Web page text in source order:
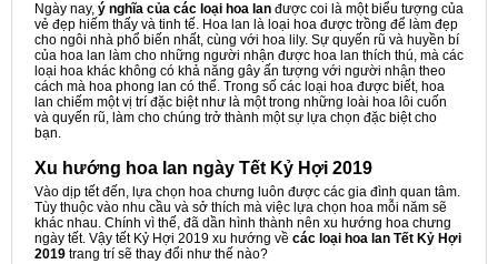
Ngày nay, ý nghĩa của các loại hoa lan được coi là một biểu tượng của
vẻ đẹp hiếm thấy và tinh tế. Hoa lan là loại hoa được trồng để làm đẹp
cho ngôi nhà phổ biến nhất, cùng với hoa lily. Sự quyến rũ và huyền bí
của hoa lan làm cho những người nhận được hoa lan thích thú, mà các
loại hoa khác không có khả năng gây ấn tượng với người nhận theo
cách mà hoa phong lan có thể. Trong số các loại hoa được biết, hoa
lan chiếm một vị trí đặc biệt như là một trong những loài hoa lôi cuốn
và quyến rũ, làm cho chúng trở thành một sự lựa chọn đặc biệt cho
bạn.
Xu hướng hoa lan ngày Tết Kỷ Hợi 2019
Vào dịp tết đến, lựa chọn hoa chưng luôn được các gia đình quan tâm.
Tùy thuộc vào nhu cầu và sở thích mà việc lựa chọn hoa mỗi năm sẽ
khác nhau. Chính vì thế, đã dần hình thành nên xu hướng hoa chưng
ngày tết. Vậy tết Kỷ Hợi 2019 xu hướng về các loại hoa lan Tết Kỷ Hợi
2019 trang trí sẽ thay đổi như thế nào?